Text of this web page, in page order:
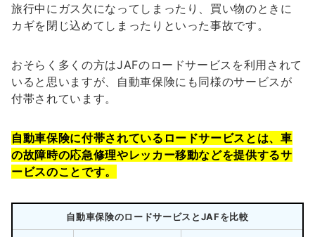
旅行中にガス欠になってしまったり、買い物のときに
カギを閉じ込めてしまったりといった事故です。
おそらく多くの方はJAFのロードサービスを利用されて
いると思いますが、自動車保険にも同様のサービスが
付帯されています。
自動車保険に付帯されているロードサービスとは、車
の故障時の応急修理やレッカー移動などを提供するサ
ービスのことです。
自動車保険のロードサービスとJAFを比較